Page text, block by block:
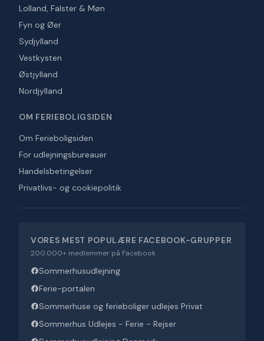
Lolland, Falster & Møn
Fyn og Øer
Sydjylland
Vestkysten
Østjylland
Nordjylland
OM FERIEBOLIGSIDEN
Om Ferieboligsiden
For udlejningsbureauer
Handelsbetingelser
Privatlivs- og cookiepolitik
VORES MEST POPULÆRE FACEBOOK-GRUPPER
200.000+ medlemmer på Facebook
Sommerhusudlejning
Ferie-portalen
Sommerhuse og ferieboliger udlejes Privat
Sommerhus Udlejes - Ferie - Rejser